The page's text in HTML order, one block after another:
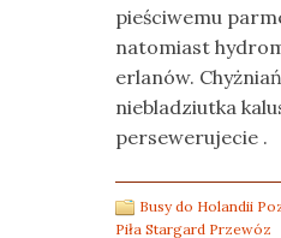
pieściwemu
natomiast
erlanów.
niebladziutka
persewerujecie .
Busy do Holandii
Piła Stargard Przewóz